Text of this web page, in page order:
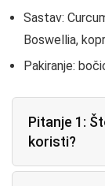
Sastav:
Boswellia,
Pakiranje:
Pitanje 1:
koristi?